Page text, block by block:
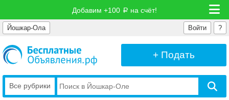
Добавим +100 руб на счёт!
Йошкар-Ола ?
Войти
+ Подать
Все рубрики